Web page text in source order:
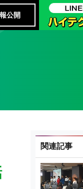
公開
関連記事